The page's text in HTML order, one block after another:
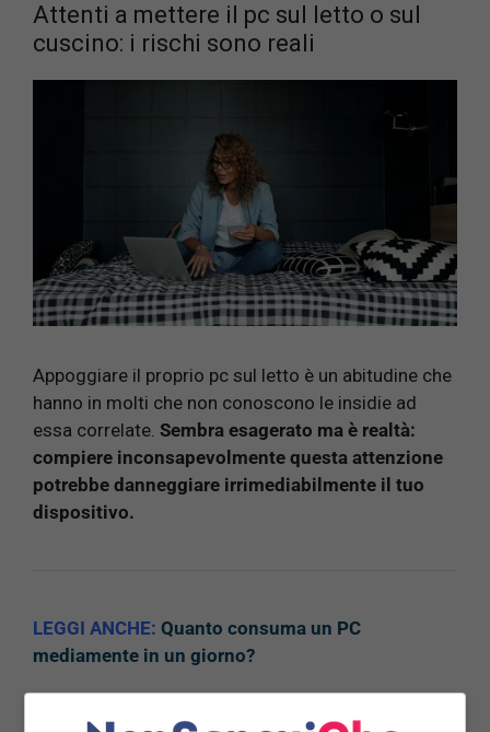
Attenti a mettere il pc sul letto o sul
cuscino: i rischi sono reali
Appoggiare il proprio pc sul letto è un abitudine che
hanno in molti che non conoscono le insidie ad
essa correlate. Sembra esagerato ma è realtà:
compiere inconsapevolmente questa attenzione
potrebbe danneggiare irrimediabilmente il tuo
dispositivo.
LEGGI ANCHE: Quanto consuma un PC
mediamente in un giorno?